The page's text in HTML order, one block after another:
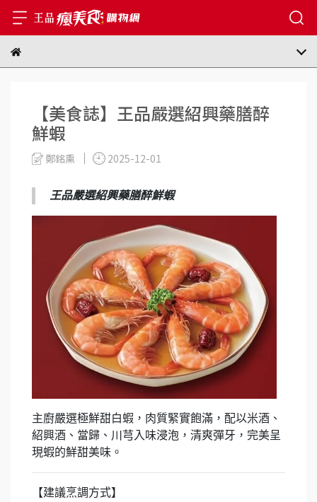
【美食誌】王品嚴選紹興藥膳醉
鮮蝦
鄭銘熏 2025-12-01
王品嚴選紹興藥膳醉鮮蝦
主廚嚴選極鮮甜白蝦，肉質緊實飽滿，配以米酒、
紹興酒、當歸、川芎入味浸泡，清爽彈牙，完美呈
現蝦的鮮甜美味。
【建議烹調方式】